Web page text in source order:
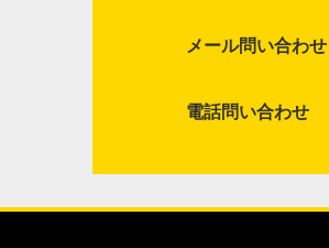
メール問い合わせ
電話問い合わせ